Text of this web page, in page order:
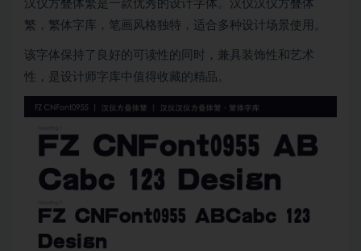
汉仪方叠体繁是一款优秀的设计字体。汉仪汉仪方叠体
繁，繁体字库，笔画风格独特，适合多种设计场景使用。
该字体保持了良好的可读性的同时，兼具装饰性和艺术
性，是设计师字库中值得收藏的精品。